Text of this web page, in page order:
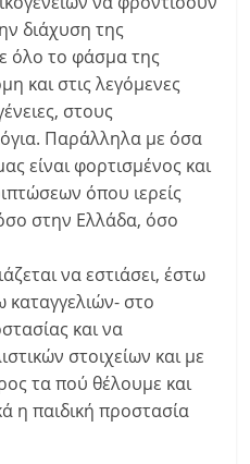
διάχυση της
όλο το φάσμα της
και στις λεγόμενες
στους
Παράλληλα με όσα
είναι φορτισμένος και
όπου ιερείς
στην Ελλάδα, όσο
να εστιάσει, έστω
καταγγελιών- στο
και να
στοιχείων και με
τα πού θέλουμε και
η παιδική προστασία